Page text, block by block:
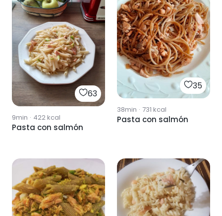
63
9min · 422kcal
Pasta con salmón
35
38min · 731 kcal
Pasta con salmón